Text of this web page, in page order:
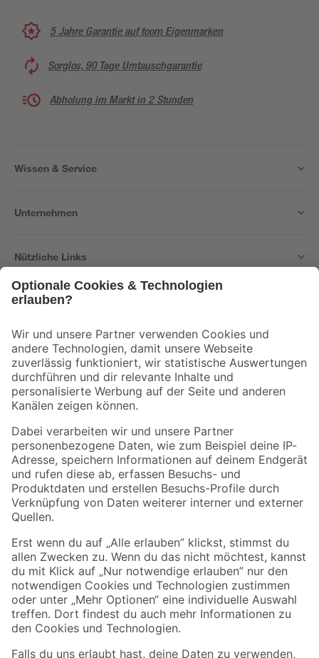
5 Jahre Garantie auf toom Eigenmarken
Sorglos, 90 Tage Umtauschgarantie
Abholung im Markt in 2 Stunden
Wissen & Service
Unternehmen
Nützliche Links
Der toom Newsletter: Keine Angebote und Aktionen mehr verpassen!
Zur Newsletter Anmeldung
Folge uns
Zahlungsarten Versandarten
Sicher einkaufen
Jetzt die toom-App herunterladen